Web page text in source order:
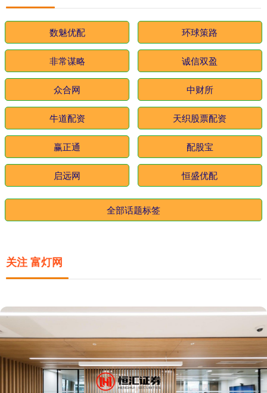
数魅优配 环球策路
非常谋略 诚信双盈
众合网 中财所
牛道配资 天织股票配资
赢正通 配股宝
启远网 恒盛优配
全部话题标签
关注 富灯网